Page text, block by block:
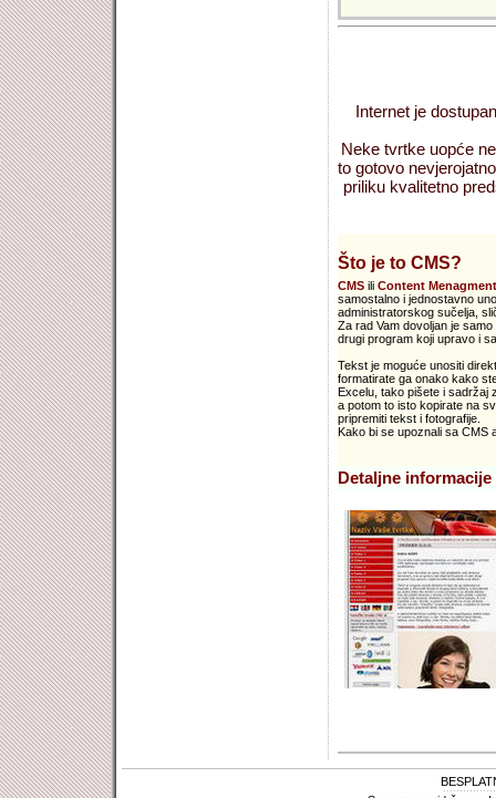
Internet je
Neke tvrtke uopće
to gotovo
priliku kvalitetno
Što je to CMS?
CMSili Content
samostalno i jednostavno
administratorskog sučelja,
Za rad Vam dovoljan je
drugi program koji upravo i
Tekst je moguće unositi
formatirate ga onako kako
Excelu, tako pišete i sadržaj
a potom to isto kopirate na
pripremiti tekst i fotografije.
Kako bi se upoznali sa CMS
Detaljne